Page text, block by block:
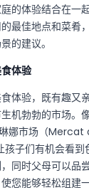
的体验结合在一
最佳地点和菜肴
的建议。
体验
体验，既有趣又
机勃勃的市场。
娜市场（
子们有机会看到
同时父母可以品
您能够轻松组建